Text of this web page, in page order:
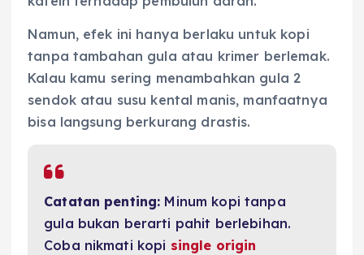
Namun, efek ini hanya berlaku untuk kopi
tanpa tambahan gula atau krimer berlemak.
Kalau kamu sering menambahkan gula 2
sendok atau susu kental manis, manfaatnya
bisa langsung berkurang drastis.
Catatan penting: Minum kopi tanpa
gula bukan berarti pahit berlebihan.
Coba nikmati kopi single origin